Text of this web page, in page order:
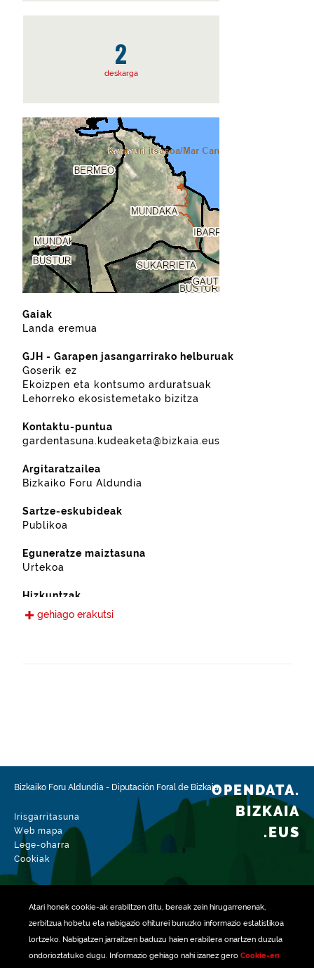
Atari honek cookie-ak erabiltzen ditu, bereak zein hirugarrenenak,
zerbitzua hobetu eta nabigazio ohiturei buruzko informazio estatistikoa
lortzeko. Nabigatzen jarraitzen baduzu haien erabilera onartzen duzula
ondorioztatuko dugu. Informazio gehiago nahi izanez gero Cookie-en
2
deskarga
Gaiak
Landa eremua
GJH - Garapen jasangarrirako helburuak
Goserik ez
Ekoizpen eta kontsumo arduratsuak
Lehorreko ekosistemetako bizitza
Kontaktu-puntua
gardentasuna.kudeaketa@bizkaia.eus
Argitaratzailea
Bizkaiko Foru Aldundia
Sartze-eskubideak
Publikoa
Eguneratze maiztasuna
Urtekoa
Hizkuntzak
Gaztelania
Datu-multzoaren aldaketa-data
2026-02-15
gehiago erakutsi
Bizkaiko Foru Aldundia - Diputación Foral de Bizkaia
Irisgarritasuna
Web mapa
Lege-oharra
Cookiak
OPENDATA.
BIZKAIA
.EUS